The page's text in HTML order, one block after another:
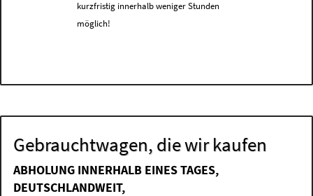
kurzfristig innerhalb weniger Stunden
möglich!
Gebrauchtwagen, die wir kaufen
ABHOLUNG INNERHALB EINES TAGES,
DEUTSCHLANDWEIT,